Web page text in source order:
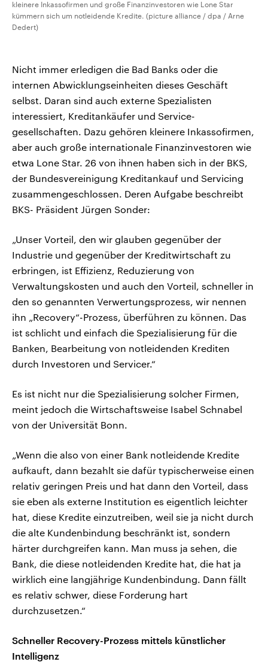
kleinere Inkassofirmen und große Finanzinvestoren wie Lone Star
kümmern sich um notleidende Kredite. (picture alliance / dpa / Arne
Dedert)
Nicht immer erledigen die Bad Banks oder die
internen Abwicklungseinheiten dieses Geschäft
selbst. Daran sind auch externe Spezialisten
interessiert, Kreditankäufer und Service-
gesellschaften. Dazu gehören kleinere Inkassofirmen,
aber auch große internationale Finanzinvestoren wie
etwa Lone Star. 26 von ihnen haben sich in der BKS,
der Bundesvereinigung Kreditankauf und Servicing
zusammengeschlossen. Deren Aufgabe beschreibt
BKS- Präsident Jürgen Sonder:
„Unser Vorteil, den wir glauben gegenüber der
Industrie und gegenüber der Kreditwirtschaft zu
erbringen, ist Effizienz, Reduzierung von
Verwaltungskosten und auch den Vorteil, schneller in
den so genannten Verwertungsprozess, wir nennen
ihn „Recovery“-Prozess, überführen zu können. Das
ist schlicht und einfach die Spezialisierung für die
Banken, Bearbeitung von notleidenden Krediten
durch Investoren und Servicer.“
Es ist nicht nur die Spezialisierung solcher Firmen,
meint jedoch die Wirtschaftsweise Isabel Schnabel
von der Universität Bonn.
„Wenn die also von einer Bank notleidende Kredite
aufkauft, dann bezahlt sie dafür typischerweise einen
relativ geringen Preis und hat dann den Vorteil, dass
sie eben als externe Institution es eigentlich leichter
hat, diese Kredite einzutreiben, weil sie ja nicht durch
die alte Kundenbindung beschränkt ist, sondern
härter durchgreifen kann. Man muss ja sehen, die
Bank, die diese notleidenden Kredite hat, die hat ja
wirklich eine langjährige Kundenbindung. Dann fällt
es relativ schwer, diese Forderung hart
durchzusetzen.“
Schneller Recovery-Prozess mittels künstlicher
Intelligenz